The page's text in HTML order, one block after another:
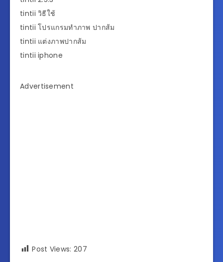
tintii วิธีใช้
tintii โปรแกรมทําภาพ ปากส้ม
tintii แต่งภาพปากส้ม
tintii iphone
Advertisement
Post Views: 207